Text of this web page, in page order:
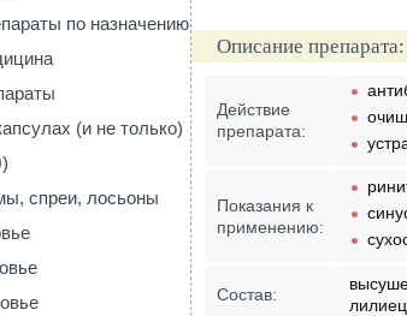
по назначению
(и не только)
спреи, лосьоны
Описание препарата:
Действие
препарата:
Показания к
применению:
Состав: